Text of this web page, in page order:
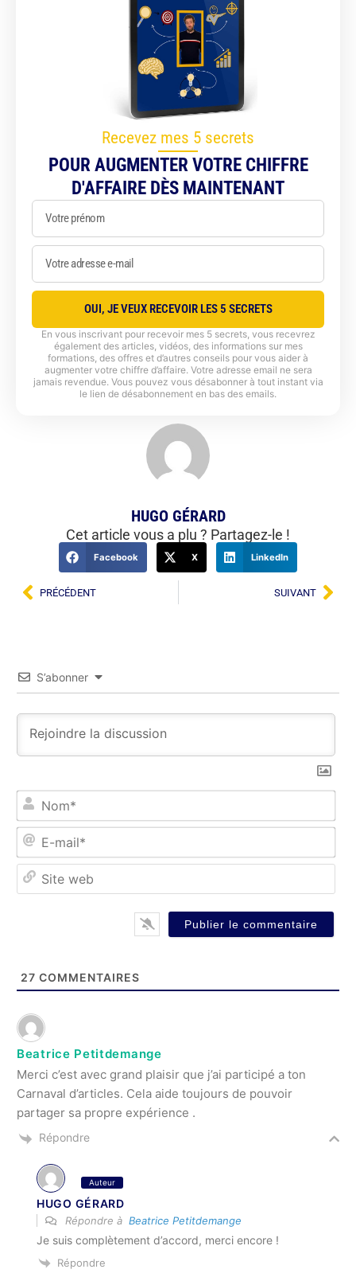
Recevez mes 5 secrets
POUR AUGMENTER VOTRE CHIFFRE
D'AFFAIRE DÈS MAINTENANT
OUI, JE VEUX RECEVOIR LES 5 SECRETS
En vous inscrivant pour recevoir mes 5 secrets, vous recevrez
également des articles, vidéos, des informations sur mes
formations, des offres et d’autres conseils pour vous aider à
augmenter votre chiffre d’affaire. Votre adresse email ne sera
jamais revendue. Vous pouvez vous désabonner à tout instant via
le lien de désabonnement en bas des emails.
HUGO GÉRARD
Cet article vous a plu ? Partagez-le !
Facebook X LinkedIn
PRÉCÉDENT SUIVANT
S’abonner
27 COMMENTAIRES
Beatrice Petitdemange
Merci c’est avec grand plaisir que j’ai participé a ton
Carnaval d’articles. Cela aide toujours de pouvoir
partager sa propre expérience .
Répondre
Auteur
HUGO GÉRARD
Répondre à Beatrice Petitdemange
Je suis complètement d’accord, merci encore !
Répondre